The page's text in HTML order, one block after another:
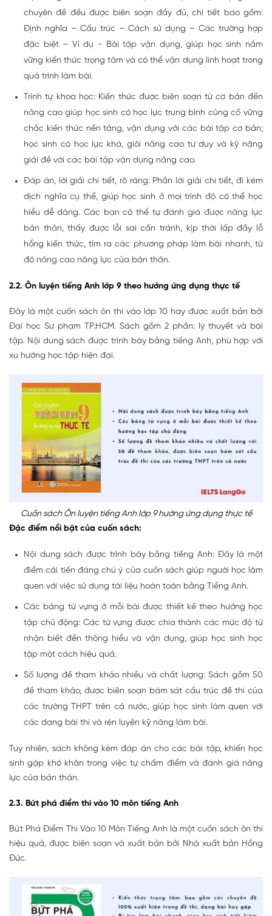
chuyên đề đều được biên soạn đầy đủ, chi tiết bao gồm:
Định nghĩa – Cấu trúc – Cách sử dụng – Các trường hợp
đặc biệt – Ví dụ - Bài tập vận dụng, giúp học sinh nắm
vững kiến thức trọng tâm và có thể vận dụng linh hoạt trong
quá trình làm bài.
Trình tự khoa học: Kiến thức được biên soạn từ cơ bản đến
nâng cao giúp học sinh có học lực trung bình củng cố vững
chắc kiến thức nền tảng, vận dụng với các bài tập cơ bản;
học sinh có học lực khá, giỏi nâng cao tư duy và kỹ năng
giải đề với các bài tập vận dụng nâng cao.
Đáp án, lời giải chi tiết, rõ ràng: Phần lời giải chi tiết, đi kèm
dịch nghĩa cụ thể, giúp học sinh ở mọi trình độ có thể học
hiểu dễ dàng. Các bạn có thể tự đánh giá được năng lực
bản thân, thấy được lỗi sai cần tránh, kịp thời lấp đầy lỗ
hổng kiến thức, tìm ra các phương pháp làm bài nhanh, từ
đó nâng cao năng lực của bản thân.
2.2. Ôn luyện tiếng Anh lớp 9 theo hướng ứng dụng thực tế
Đây là một cuốn sách ôn thi vào lớp 10 hay được xuất bản bởi
Đại học Sư phạm TP.HCM. Sách gồm 2 phần: lý thuyết và bài
tập. Nội dung sách được trình bày bằng tiếng Anh, phù hợp với
xu hướng học tập hiện đại.
Cuốn sách Ôn luyện tiếng Anh lớp 9 hướng ứng dụng thực tế
Đặc điểm nổi bật của cuốn sách:
Nội dung sách được trình bày bằng tiếng Anh: Đây là một
điểm cải tiến đáng chú ý của cuốn sách giúp người học làm
quen với việc sử dụng tài liệu hoàn toàn bằng Tiếng Anh.
Các bảng từ vựng ở mỗi bài được thiết kế theo hướng học
tập chủ động: Các từ vựng được chia thành các mức độ từ
nhận biết đến thông hiểu và vận dụng, giúp học sinh học
tập một cách hiệu quả.
Số lượng đề tham khảo nhiều và chất lượng: Sách gồm 50
đề tham khảo, được biên soạn bám sát cấu trúc đề thi của
các trường THPT trên cả nước, giúp học sinh làm quen với
các dạng bài thi và rèn luyện kỹ năng làm bài.
Tuy nhiên, sách không kèm đáp án cho các bài tập, khiến học
sinh gặp khó khăn trong việc tự chấm điểm và đánh giá năng
lực của bản thân.
2.3. Bứt phá điểm thi vào 10 môn tiếng Anh
Bứt Phá Điểm Thi Vào 10 Môn Tiếng Anh là một cuốn sách ôn thi
hiệu quả, được biên soạn và xuất bản bởi Nhà xuất bản Hồng
Đức.